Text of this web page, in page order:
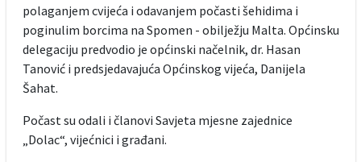
polaganjem cvijeća i odavanjem počasti šehidima i
poginulim borcima na Spomen - obilježju Malta. Općinsku
delegaciju predvodio je općinski načelnik, dr. Hasan
Tanović i predsjedavajuća Općinskog vijeća, Danijela
Šahat.
Počast su odali i članovi Savjeta mjesne zajednice
„Dolac“, vijećnici i građani.